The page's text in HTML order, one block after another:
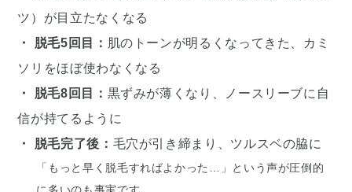
ツ）が目立たなくなる
・ 脱毛5回目： 肌のトーンが明るくなってきた、カミ
ソリをほぼ使わなくなる
・ 脱毛8回目： 黒ずみが薄くなり、ノースリーブに自
信が持てるように
・ 脱毛完了後： 毛穴が引き締まり、ツルスベの脇に
「もっと早く脱毛すればよかった…」という声が圧倒的